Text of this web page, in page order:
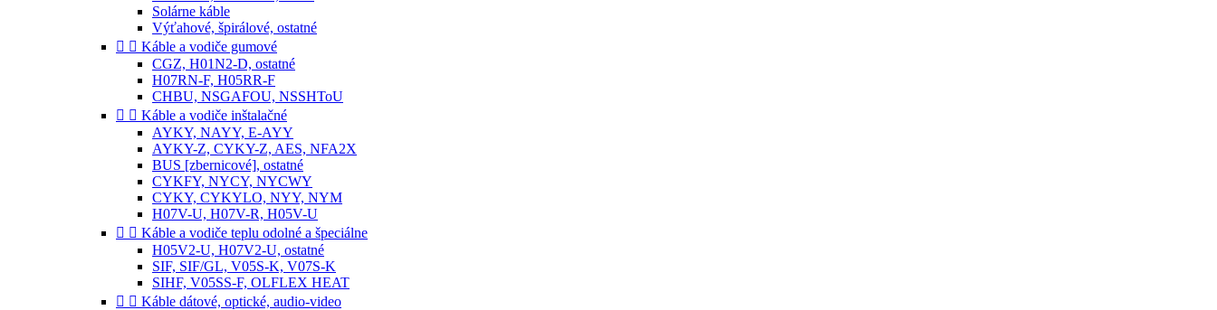
Solárne káble
Výťahové, špirálové, ostatné
  Káble a vodiče gumové
CGZ, H01N2-D, ostatné
H07RN-F, H05RR-F
CHBU, NSGAFOU, NSSHToU
  Káble a vodiče inštalačné
AYKY, NAYY, E-AYY
AYKY-Z, CYKY-Z, AES, NFA2X
BUS [zbernicové], ostatné
CYKFY, NYCY, NYCWY
CYKY, CYKYLO, NYY, NYM
H07V-U, H07V-R, H05V-U
  Káble a vodiče teplu odolné a špeciálne
H05V2-U, H07V2-U, ostatné
SIF, SIF/GL, V05S-K, V07S-K
SIHF, V05SS-F, OLFLEX HEAT
  Káble dátové, optické, audio-video